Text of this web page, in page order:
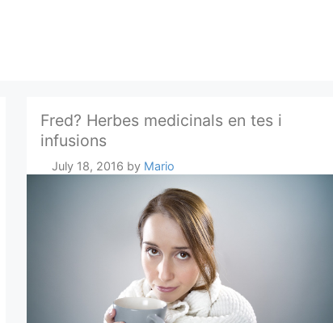
Fred? Herbes medicinals en tes i
infusions
July 18, 2016 by Mario